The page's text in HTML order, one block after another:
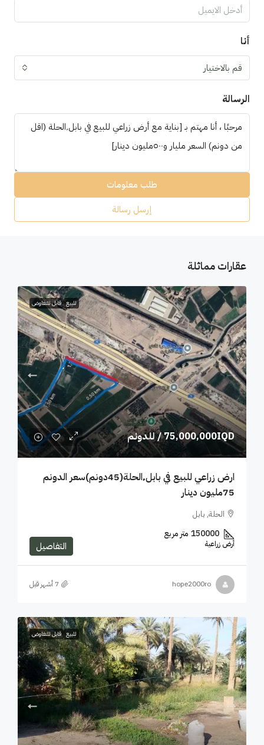
أنا
قم بالاختيار
الرسالة
طلب معلومات
إرسل رسالة
عقارات مماثلة
للبيع قابل للتفاوض
75,000,000IQD/ للدونم
ارض زراعي للبيع في بابل٬الحلة(45دونم)سعر الدونم
75مليون دينار
الحلة, بابل
150000 متر مربع
أرض زراعية التفاصيل
hope2000ro
للبيع قابل للتفاوض